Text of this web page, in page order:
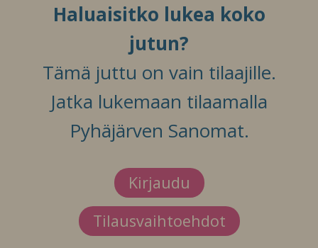
Haluaisitko lukea koko
jutun?
Tämä juttu on vain tilaajille.
Jatka lukemaan tilaamalla
Pyhäjärven Sanomat.
Kirjaudu
Tilausvaihtoehdot